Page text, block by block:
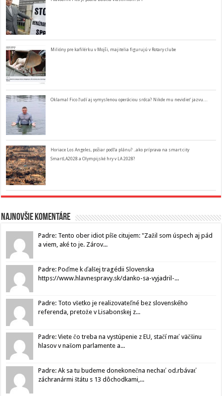
Milióny pre kafilérku v Mojši, majitelia figurujú v Rotary clube
Oklamal Fico ľudí aj vymyslenou operáciou srdca? Nikde mu nevidieť jazvu…
Horiace Los Angeles, požiar podľa plánu? ..ako príprava na smart city
SmartLA2028 a Olympijské hry v LA 2028?
Najnovšie komentáre
Padre: Tento ober idiot píše citujem: "Zažil som úspech aj pád
a viem, aké to je. Zárov...
Padre: Poďme k ďalšej tragédii Slovenska
https://www.hlavnespravy.sk/danko-sa-vyjadril-...
Padre: Toto všetko je realizovateľné bez slovenského
referenda, pretože v Lisabonskej z...
Padre: Viete čo treba na vystúpenie z EU, stačí mať väčšinu
hlasov v našom parlamente a...
Padre: Ak sa tu budeme donekonečna nechať od.rbávať
záchranármi štátu s 13 dôchodkami,...